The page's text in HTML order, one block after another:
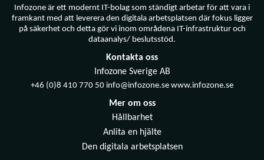
Infozone är ett modernt IT-bolag som ständigt arbetar för att vara i
framkant med att leverera den digitala arbetsplatsen där fokus ligger
på säkerhet och detta gör vi inom områdena IT-infrastruktur och
dataanalys/ beslutsstöd.
Kontakta oss
Infozone Sverige AB
+46 (0)8 410 770 50 info@infozone.se www.infozone.se
Mer om oss
Hållbarhet
Anlita en hjälte
Den digitala arbetsplatsen